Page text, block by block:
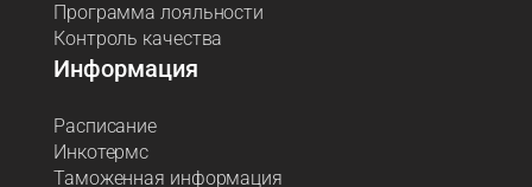
Программа лояльности
Контроль качества
Информация
Расписание
Инкотермс
Таможенная информация